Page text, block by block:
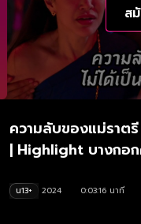
ส
ความลับของแม่ราต
| Highlight บางกอ
น13+ 2024
0:03:16 นาที